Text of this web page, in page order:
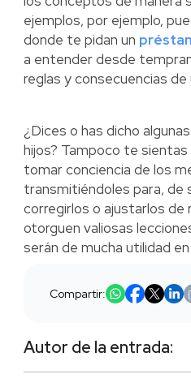
ejemplos, por ejemplo,
donde te pidan un
a entender desde
reglas y consecuencias de
¿Dices o has dicho
hijos? Tampoco te
tomar conciencia de los
transmitiéndoles para, de
corregirlos o ajustarlos de
otorguen valiosas
serán de mucha utilidad
Compartir:
Autor de la entrada: